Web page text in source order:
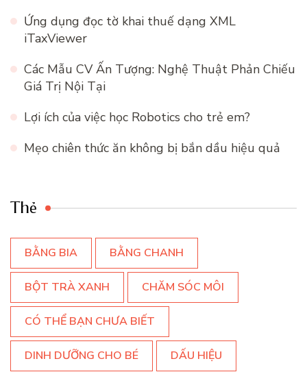
Ứng dụng đọc tờ khai thuế dạng XML
iTaxViewer
Các Mẫu CV Ấn Tượng: Nghệ Thuật Phản Chiếu
Giá Trị Nội Tại
Lợi ích của việc học Robotics cho trẻ em?
Mẹo chiên thức ăn không bị bắn dầu hiệu quả
Thẻ
BẰNG BIA BẰNG CHANH
BỘT TRÀ XANH CHĂM SÓC MÔI
CÓ THỂ BẠN CHƯA BIẾT
DINH DƯỠNG CHO BÉ DẤU HIỆU